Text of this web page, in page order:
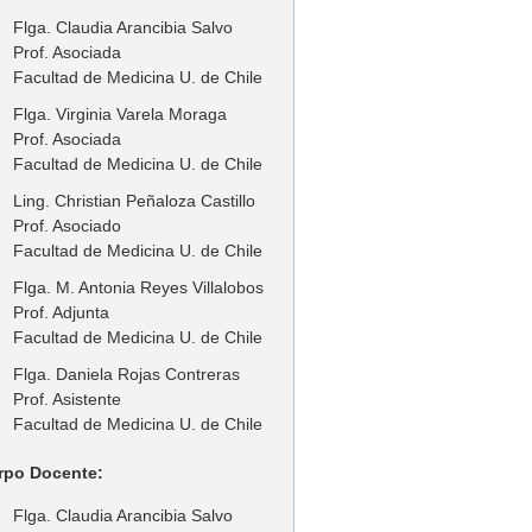
Flga. Claudia Arancibia Salvo
Prof. Asociada
Facultad de Medicina U. de Chile
Flga. Virginia Varela Moraga
Prof. Asociada
Facultad de Medicina U. de Chile
Ling. Christian Peñaloza Castillo
Prof. Asociado
Facultad de Medicina U. de Chile
Flga. M. Antonia Reyes Villalobos
Prof. Adjunta
Facultad de Medicina U. de Chile
Flga. Daniela Rojas Contreras
Prof. Asistente
Facultad de Medicina U. de Chile
Docente:
Flga. Claudia Arancibia Salvo